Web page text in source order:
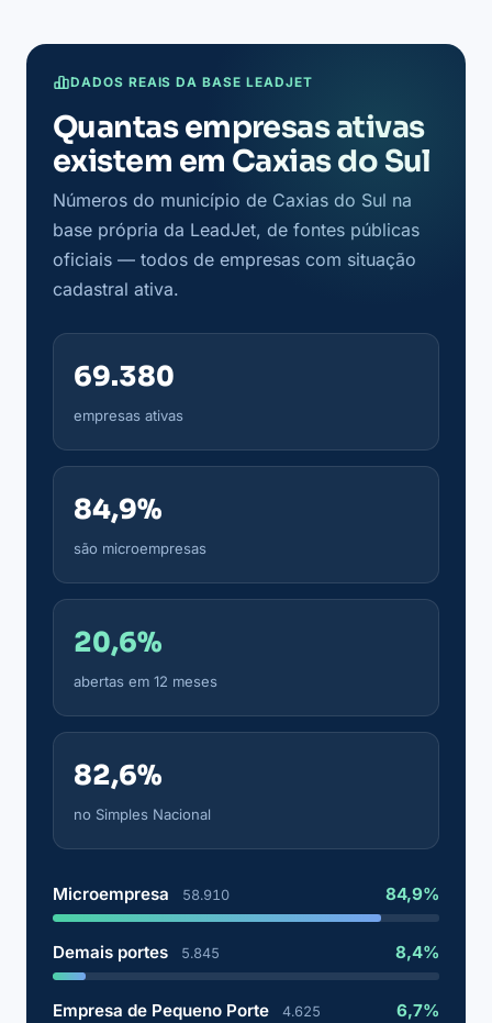
DADOS REAIS DA BASE LEADJET
Quantas empresas ativas
existem em Caxias do Sul
Números do município de Caxias do Sul na
base própria da LeadJet, de fontes públicas
oficiais — todos de empresas com situação
cadastral ativa.
69.380
empresas ativas
84,9%
são microempresas
20,6%
abertas em 12 meses
82,6%
no Simples Nacional
Microempresa 58.910 84,9%
Demais portes 5.845 8,4%
Empresa de Pequeno Porte 4.625 6,7%